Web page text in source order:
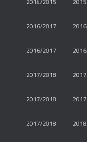
2016/2017
2016/2017
2017/2018
2017/2018
2017/2018